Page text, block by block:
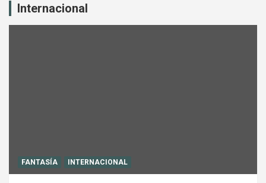
Internacional
FANTASÍA INTERNACIONAL